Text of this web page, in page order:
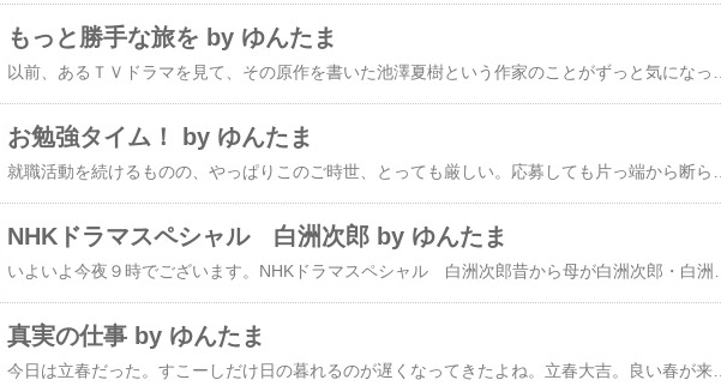
もっと勝手な旅を by ゆんたま
お勉強タイム！ by ゆんたま
NHKドラマスペシャル 白洲次郎 by ゆんたま
真実の仕事 by ゆんたま
今日は立春だった。すこーしだけ日の暮れるのが遅くなってきたよね。立春大吉。良い春が来ますように。(-人-)ところで昨日、ハローワークに失業手当のことで聞きに行ってきた。派遣会社の担当が言うように、やっぱり1ヶ月間は待たないといけないらしい。最近はそんなふうに指導されてるんだろう、そういうことがちゃんと文書化されていた。まぁ仕方がない。失業手当は当てにせず、早く良い就職先を探そう。それにしても、本当にしたい事では食べられる見込みも能力もないので、仕方なく生活のための仕事をする、ということがずっと続いている。でも、出来ることと本当にやりたい事は違うのだ。美輪明宏は、自分がやりたい事で食べていきたいと思うのが間違っている、給料は我慢料だと言ってるけど、それなら人間はみんな苦痛を耐え忍んで生きるしかないことになる。確かにそこに大きな学びがあるのはわかるけど、皆が皆そういう人生を選んでるわけじゃないだろう。やりたいことをやってるから苦労も苦労と感じず、楽しく生きてる人だっているよね。それでこそ生きてる甲斐がある、と私は思う。もっとも、私の場合はやりたいことの方向性だけはわかっているものの、そちらに向かう能力も、その方面で食べていける見込みもない。具体的に一体何をやるべきなのか、何をやりたいのかがわからない。数年前にオーラソーマでメタトロンのボトルを選んだ時に、将来、自分が今までしてきたことを全て統合するようになる、と言われた。「ええ加減、統合してもええやないか」と思うぐらい経験は積んだし、そこそこのスキルも身についたと思うのだけど、まだ何一つ統合できず宙ぶらりんのままの状態が続いている。「これだ！」という確かなものは、いまだに私の中に生まれてこない。「なんでやねん！」と思いっきり突っ込みたい気分。私の真実の仕事はどこにあるのか？この歯がゆい日々にも意味はあるのだろうけど・・・。そんなこんなで、相変わらず私は食べていくためだけの仕事を探さなければいけない。でも、その中でも出来るだけ気持ち良く働けるところを見つけたい。あんまり贅沢言える状況ではないにせよ、ね。まぁがんばりましょかー。（かなり脱力；）**********************************************XOOPS構築による戦略的Webマーケティング～スローライフスタイル～